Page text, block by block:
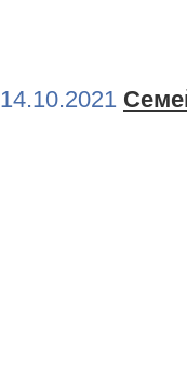
14.10.2021